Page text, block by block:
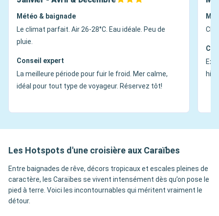
Météo & baignade
Le climat parfait. Air 26-28°C. Eau idéale. Peu de
pluie.
Conseil expert
La meilleure période pour fuir le froid. Mer calme,
idéal pour tout type de voyageur. Réservez tôt!
Les Hotspots d'une croisière aux Caraïbes
Entre baignades de rêve, décors tropicaux et escales pleines de
caractère, les Caraïbes se vivent intensément dès qu’on pose le
pied à terre. Voici les incontournables qui méritent vraiment le
détour.